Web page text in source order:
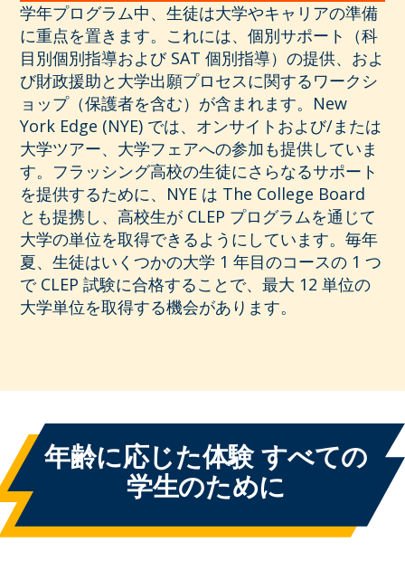
学年プログラム中、生徒は大学やキャリアの準備
に重点を置きます。これには、個別サポート（科
目別個別指導および SAT 個別指導）の提供、およ
び財政援助と大学出願プロセスに関するワークシ
ョップ（保護者を含む）が含まれます。New
York Edge (NYE) では、オンサイトおよび/または
大学ツアー、大学フェアへの参加も提供していま
す。フラッシング高校の生徒にさらなるサポート
を提供するために、NYE は The College Board
とも提携し、高校生が CLEP プログラムを通じて
大学の単位を取得できるようにしています。毎年
夏、生徒はいくつかの大学 1 年目のコースの 1 つ
で CLEP 試験に合格することで、最大 12 単位の
大学単位を取得する機会があります。
年齢に応じた体験 すべての
学生のために